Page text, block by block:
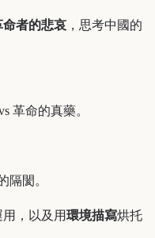
命者的悲哀 ，思考中國的
革命的真藥。
隔閡。
，以及用環境描寫烘托